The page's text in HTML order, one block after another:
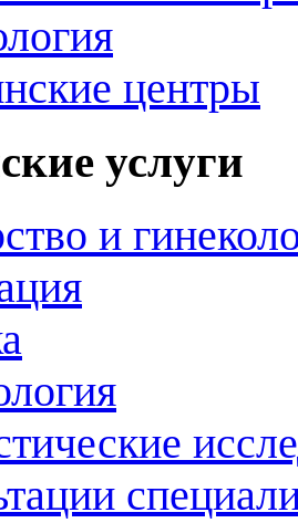
центры
услуги
и